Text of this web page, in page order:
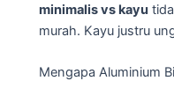
minimalis vs kayu
murah. Kayu justru
Mengapa Aluminium